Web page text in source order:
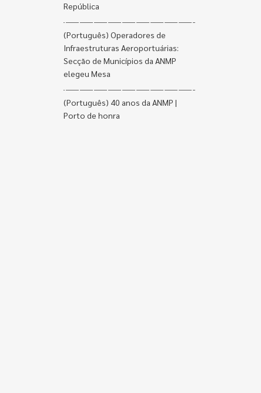
República
(Português) Operadores de
Infraestruturas Aeroportuárias:
Secção de Municípios da ANMP
elegeu Mesa
(Português) 40 anos da ANMP |
Porto de honra